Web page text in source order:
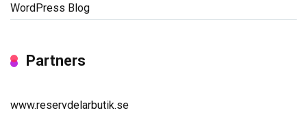
WordPress Blog
Partners
www.reservdelarbutik.se